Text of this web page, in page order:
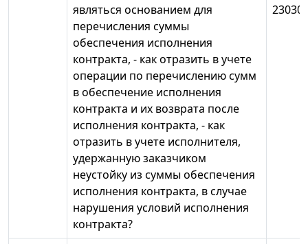
являться основанием для
перечисления суммы
обеспечения исполнения
контракта, - как отразить в учете
операции по перечислению сумм
в обеспечение исполнения
контракта и их возврата после
исполнения контракта, - как
отразить в учете исполнителя,
удержанную заказчиком
неустойку из суммы обеспечения
исполнения контракта, в случае
нарушения условий исполнения
контракта?